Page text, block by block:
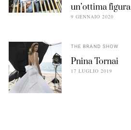
un’ottima figura
9 GENNAIO 2020
THE BRAND SHOW
Pnina Tornai
17 LUGLIO 2019